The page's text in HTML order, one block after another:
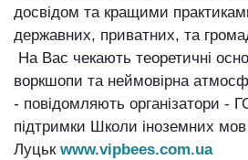
досвідом та кращими
державних, приватних, та
На Вас чекають теоретичні
воркшопи та неймовірна
- повідомляють організатори -
підтримки Школи іноземних мов
Луцьк www.vipbees.com.ua